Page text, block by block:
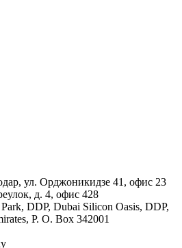
ул. Орджоникидзе 41, офис 23
д. 4, офис 428
DDP, Dubai Silicon Oasis, DDP,
P. O. Box 342001